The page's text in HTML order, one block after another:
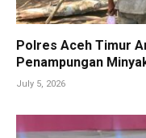
Polres Aceh Timur
Penampungan
July 5, 2026